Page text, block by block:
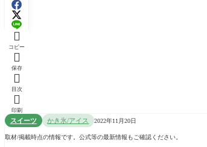

コピー

保存

目次

印刷
スイーツ かき氷/アイス 2022年11月20日
取材/掲載時点の情報です。公式等の最新情報もご確認ください。